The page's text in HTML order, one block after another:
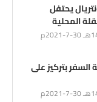
يحتفل
المحلية
بتركيز على